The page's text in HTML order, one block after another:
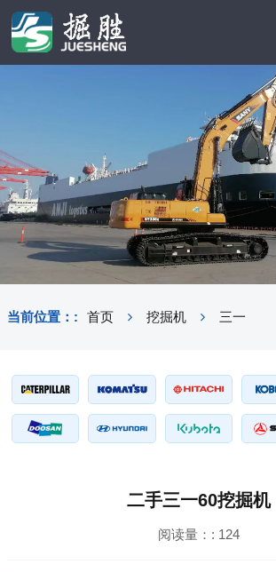
当前位置：: 首页 挖掘机 三一
二手三一60挖掘机
阅读量：: 124